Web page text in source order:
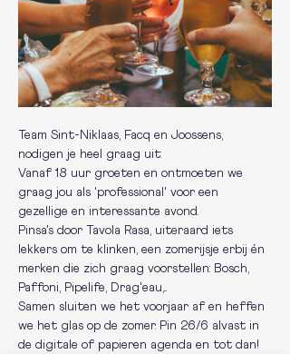
Team Sint-Niklaas, Facq en Joossens,
nodigen je heel graag uit:
Vanaf 18 uur groeten en ontmoeten we
graag jou als 'professional' voor een
gezellige en interessante avond.
Pinsa's door Tavola Rasa, uiteraard iets
lekkers om te klinken, een zomerijsje erbij én
merken die zich graag voorstellen: Bosch,
Paffoni, Pipelife, Drag'eau,...
Samen sluiten we het voorjaar af en heffen
we het glas op de zomer. Pin 26/6 alvast in
de digitale of papieren agenda en tot dan!